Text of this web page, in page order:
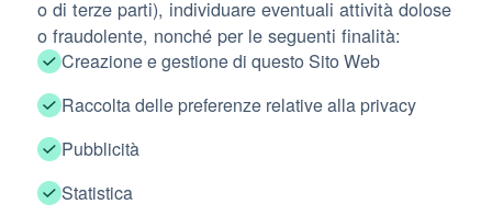
o di terze parti), individuare eventuali attività dolose
o fraudolente, nonché per le seguenti finalità:
Creazione e gestione di questo Sito Web
Raccolta delle preferenze relative alla privacy
Pubblicità
Statistica